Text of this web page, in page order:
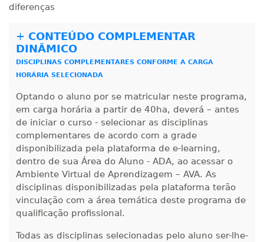
diferenças
+ CONTEÚDO COMPLEMENTAR
DINÂMICO
DISCIPLINAS COMPLEMENTARES CONFORME A CARGA
HORÁRIA SELECIONADA
Optando o aluno por se matricular neste programa,
em carga horária a partir de 40ha, deverá – antes
de iniciar o curso - selecionar as disciplinas
complementares de acordo com a grade
disponibilizada pela plataforma de e-learning,
dentro de sua Área do Aluno - ADA, ao acessar o
Ambiente Virtual de Aprendizagem – AVA. As
disciplinas disponibilizadas pela plataforma terão
vinculação com a área temática deste programa de
qualificação profissional.
Todas as disciplinas selecionadas pelo aluno ser-lhe-